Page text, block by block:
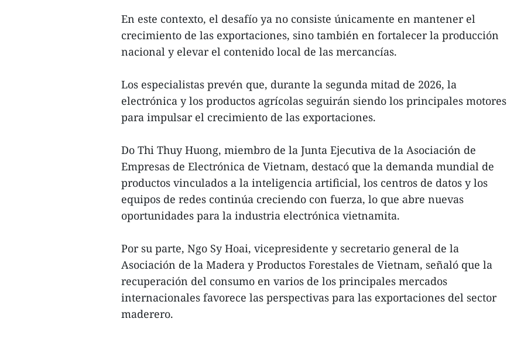
En este contexto, el desafío ya no consiste únicamente en mantener el
crecimiento de las exportaciones, sino también en fortalecer la producción
nacional y elevar el contenido local de las mercancías.
Los especialistas prevén que, durante la segunda mitad de 2026, la
electrónica y los productos agrícolas seguirán siendo los principales motores
para impulsar el crecimiento de las exportaciones.
Do Thi Thuy Huong, miembro de la Junta Ejecutiva de la Asociación de
Empresas de Electrónica de Vietnam, destacó que la demanda mundial de
productos vinculados a la inteligencia artificial, los centros de datos y los
equipos de redes continúa creciendo con fuerza, lo que abre nuevas
oportunidades para la industria electrónica vietnamita.
Por su parte, Ngo Sy Hoai, vicepresidente y secretario general de la
Asociación de la Madera y Productos Forestales de Vietnam, señaló que la
recuperación del consumo en varios de los principales mercados
internacionales favorece las perspectivas para las exportaciones del sector
maderero.